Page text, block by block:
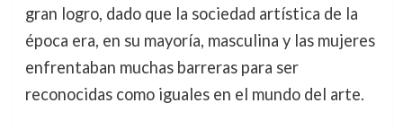
gran logro, dado que la sociedad artística de la
época era, en su mayoría, masculina y las mujeres
enfrentaban muchas barreras para ser
reconocidas como iguales en el mundo del arte.